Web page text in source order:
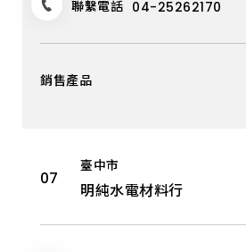
聯繫電話 04-25262170
臺中市
明純水電材料行